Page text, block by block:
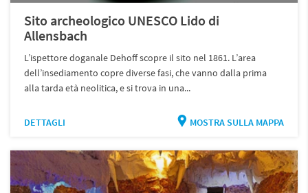
Sito archeologico UNESCO Lido di
Allensbach
L’ispettore doganale Dehoff scopre il sito nel 1861. L’area
dell’insediamento copre diverse fasi, che vanno dalla prima
alla tarda età neolitica, e si trova in una...
DETTAGLI MOSTRA SULLA MAPPA